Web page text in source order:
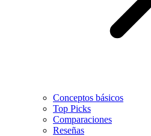
Conceptos básicos
Top Picks
Comparaciones
Reseñas